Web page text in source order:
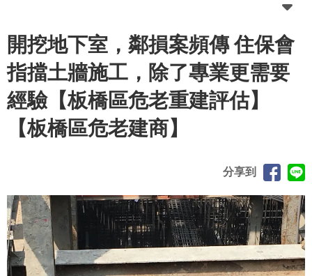
開挖地下室，鄰損案頻傳 住保會
指擋土牆施工，除了專業更需要
經驗【板橋區危老重建評估】
【板橋區危老建商】
分享到